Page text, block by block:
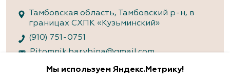
Тамбовская область, Тамбовский р-н, в
границах СХПК «Кузьминский»
(910) 751-0751
Pitomnik.barybina@gmail.com
Отправить заявку в питомник
Мы используем Яндекс.Метрику!